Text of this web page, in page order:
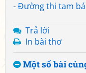
-Đường thi tam
Trả lời
In bài thơ
Một số bài